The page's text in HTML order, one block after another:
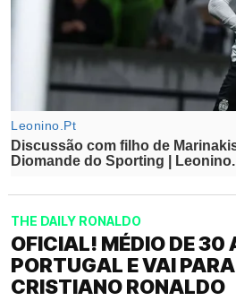
THE DAILY RONALDO
OFICIAL! MÉDIO DE 30
PORTUGAL E VAI
CRISTIANO RONALDO